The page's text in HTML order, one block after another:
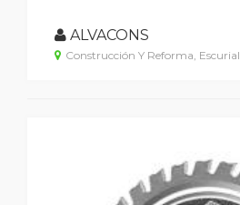
ALVACONS
Construcción Y Reforma, Escurial